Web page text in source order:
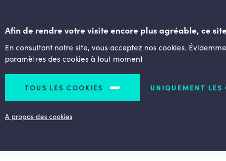
LESENGAGÉS.BE
Afin de rendre votre visite encore plus agréable, ce
En consultant notre site, vous acceptez nos cookies.
paramètres des cookies à tout moment
TOUS LES COOKIES UNIQUEMENT LES
A propos des cookies